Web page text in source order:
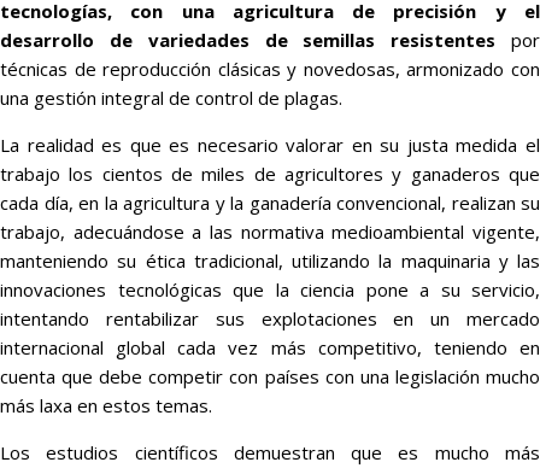
tecnologías, con una agricultura de precisión y el
desarrollo de variedades de semillas resistentes por
técnicas de reproducción clásicas y novedosas, armonizado con
una gestión integral de control de plagas.
La realidad es que es necesario valorar en su justa medida el
trabajo los cientos de miles de agricultores y ganaderos que
cada día, en la agricultura y la ganadería convencional, realizan su
trabajo, adecuándose a las normativa medioambiental vigente,
manteniendo su ética tradicional, utilizando la maquinaria y las
innovaciones tecnológicas que la ciencia pone a su servicio,
intentando rentabilizar sus explotaciones en un mercado
internacional global cada vez más competitivo, teniendo en
cuenta que debe competir con países con una legislación mucho
más laxa en estos temas.
Los estudios científicos demuestran que es mucho más